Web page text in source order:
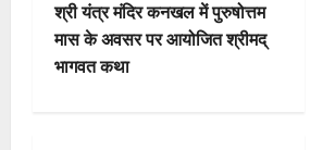
n
a
श्री यंत्र मंदिर कनखल में पुरुषोत्तम
मास के अवसर पर आयोजित श्रीमद्
भागवत कथा